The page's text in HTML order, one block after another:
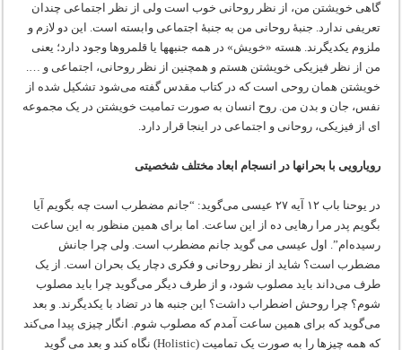
گاهی خویشتن من، از نظر روحانی خوب است ولی از نظر اجتماعی چندان
تعریفی ندارد. جنبۀ روحانی من به جنبۀ اجتماعی وابسته است. این دو لازم و
ملزوم یکدیگرند. هسته «خویش» در همه جنبه‏ها یا قلمروها وجود دارد؛ یعنی
من از نظر فیزیکی خویشتن هستم و همچنین از نظر روحانی، اجتماعی و ….
خویشتن همان روحی است که در کتاب مقدس گفته می‌شود تشکیل شده از
نفس، جان و بدن من. روح انسان به صورت تمامیت خویشتن در یک مجموعه
ای از فیزیکی، روحانی و اجتماعی در اینجا قرار دارد.
رویارویی با بحرانها در انسجام ابعاد مختلف شخصیتی
در یوحنا باب ۱۲ آیه ۲۷ عیسی می‌گوید: “جانم مضطرب است چه بگویم آیا
بگویم پدر مرا رهایی ده از این ساعت. اما برای همین منظور به این ساعت
رسیده‌ام”. اول عیسی می گوید جانم مضطرب است. ولی چرا جانش
مضطرب است؟ شاید از نظر روحانی و فکری دچار یک بحران است. از یک
طرف می‌داند باید مصلوب شود، و از طرف دیگر می‌گوید چرا باید مصلوب
شوم؟ چرا روحش اضطراب داشت؟ این جنبه ها در تضاد با یکدیگرند. و بعد
می‌گوید که برای همین ساعت آمدم که مصلوب شوم. انگار چیزی پیدا می‌کند
که همه چیزها را به صورت یک تمامیت (Holistic) نگاه کند و بعد می گوید